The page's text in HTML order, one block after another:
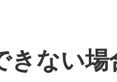
きない場